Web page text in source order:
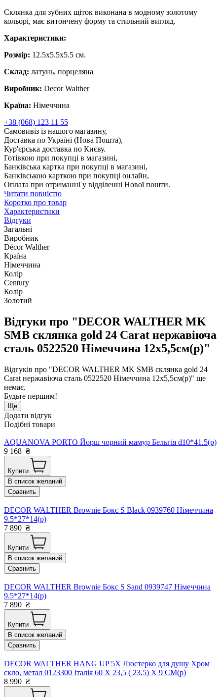
Склянка для зубних щіток виконана в модному золотому
кольорі, має витончену форму та стильний вигляд.
Характеристики:
Розмір: 12.5x5.5x5.5 см.
Склад: латунь, порцеляна
Виробник: Decor Walther
Країна: Німеччина
+38 (068) 123 11 55
Самовивіз із нашого магазину,
Доставка по Україні (Нова Пошта),
Кур'єрська доставка по Києву.
Готівкою при покупці в магазині,
Банківська картка при покупці в магазині,
Банківською карткою при покупці онлайн,
Оплата при отриманні у відділенні Нової пошти.
Читати повністю
Коротко про товар
Характеристики
Відгуки
Загальні
Виробник
Décor Walther
Країна
Німеччина
Колір
Century
Колір
Золотий
Відгуки про "DECOR WALTHER MK
SMB склянка gold 24 Сarat нержавіюча
сталь 0522520 Німеччина 12x5,5см(р)"
Відгуків про "DECOR WALTHER MK SMB склянка gold 24
Сarat нержавіюча сталь 0522520 Німеччина 12x5,5см(р)" ще
немає.
Будьте першим!
Ще
Додати відгук
Подібні товари
AQUANOVA PORTO Йорш чорний мамур Бельгія d10*41.5(р)
9 168 ₴
Купити
В список желаний
Сравнить
DECOR WALTHER Brownie Бокс S Black 0939760 Німеччина
9.5*27*14(р)
7 890 ₴
Купити
В список желаний
Сравнить
DECOR WALTHER Brownie Бокс S Sand 0939747 Німеччина
9.5*27*14(р)
7 890 ₴
Купити
В список желаний
Сравнить
DECOR WALTHER HANG UP 5X Люстерко для душу Хром
скло, метал 0123300 Італія 60 X 23,5 ( 23,5) X 9 CM(р)
8 990 ₴